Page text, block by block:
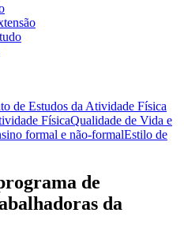
de Estudos da Atividade Física
FísicaQualidade de Vida e
formal e não-formalEstilo de
de
da